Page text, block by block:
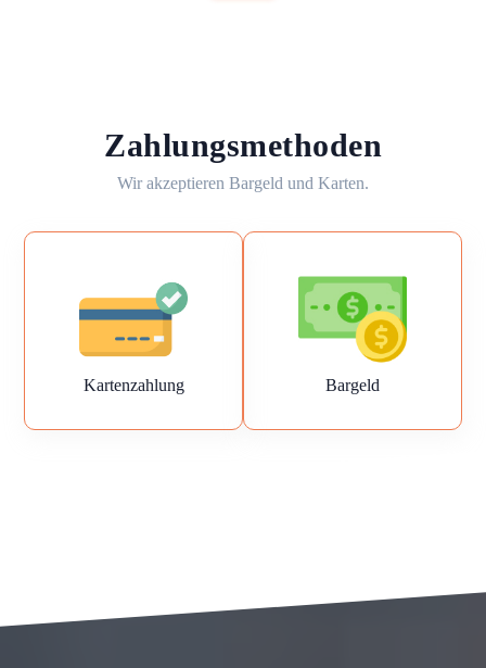
Zahlungsmethoden
Wir akzeptieren Bargeld und Karten.
Kartenzahlung Bargeld